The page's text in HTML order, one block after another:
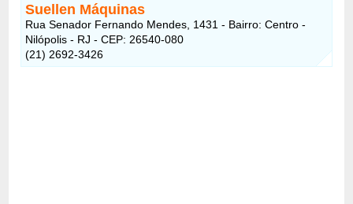
Suellen Máquinas
Rua Senador Fernando Mendes, 1431 - Bairro: Centro -
Nilópolis - RJ - CEP: 26540-080
(21) 2692-3426